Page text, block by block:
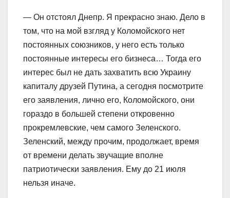
— Он отстоял Днепр. Я прекрасно знаю. Дело в
том, что на мой взгляд у Коломойского нет
постоянных союзников, у него есть только
постоянные интересы его бизнеса… Тогда его
интерес был не дать захватить всю Украину
капиталу друзей Путина, а сегодня посмотрите
его заявления, лично его, Коломойского, они
гораздо в большей степени откровенно
прокремлевские, чем самого Зеленского.
Зеленский, между прочим, продолжает, время
от времени делать звучащие вполне
патриотически заявления. Ему до 21 июля
нельзя иначе.